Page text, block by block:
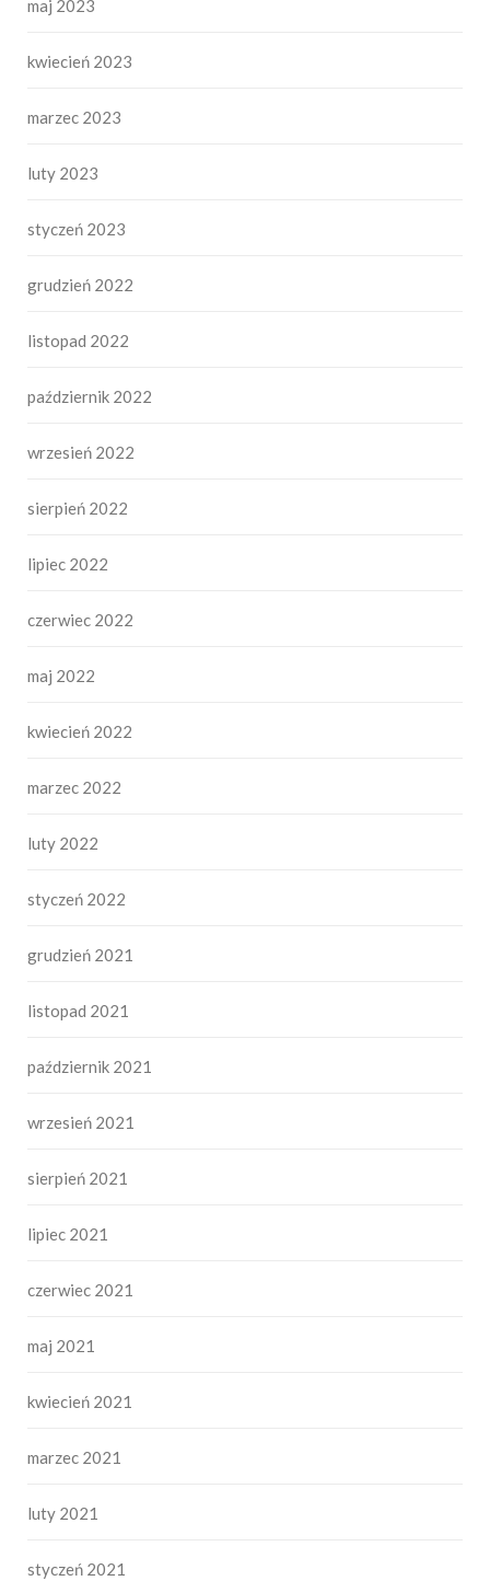
maj 2023
kwiecień 2023
marzec 2023
luty 2023
styczeń 2023
grudzień 2022
listopad 2022
październik 2022
wrzesień 2022
sierpień 2022
lipiec 2022
czerwiec 2022
maj 2022
kwiecień 2022
marzec 2022
luty 2022
styczeń 2022
grudzień 2021
listopad 2021
październik 2021
wrzesień 2021
sierpień 2021
lipiec 2021
czerwiec 2021
maj 2021
kwiecień 2021
marzec 2021
luty 2021
styczeń 2021